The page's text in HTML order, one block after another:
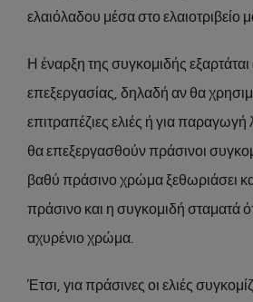
ελαιόλαδου μέσα στο ελαιοτριβείο
Η έναρξη της συγκομιδής
επεξεργασίας, δηλαδή αν θα
επιτραπέζιες ελιές ή για
θα επεξεργασθούν πράσινοι
βαθύ πράσινο χρώμα ξεθωριάσει και
πράσινο και η συγκομιδή σταματά
αχυρένιο χρώμα.
Έτσι, για πράσινες οι ελιές